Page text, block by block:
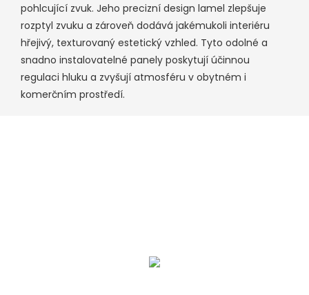
pohlcující zvuk. Jeho precizní design lamel zlepšuje
rozptyl zvuku a zároveň dodává jakémukoli interiéru
hřejivý, texturovaný estetický vzhled. Tyto odolné a
snadno instalovatelné panely poskytují účinnou
regulaci hluku a zvyšují atmosféru v obytném i
komerčním prostředí.